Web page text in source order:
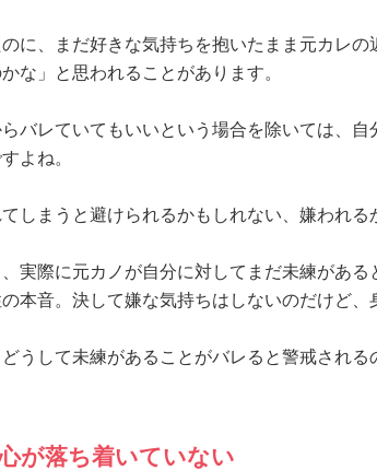
のに、まだ好きな気持ちを抱いたまま元カレ
な」と思われることがあります。
バレていてもいいという場合を除いては、
よね。
しまうと避けられるかもしれない、嫌われ
実際に元カノが自分に対してまだ未練があ
本音。決して嫌な気持ちはしないのだけど、
うして未練があることがバレると警戒される
が落ち着いていない